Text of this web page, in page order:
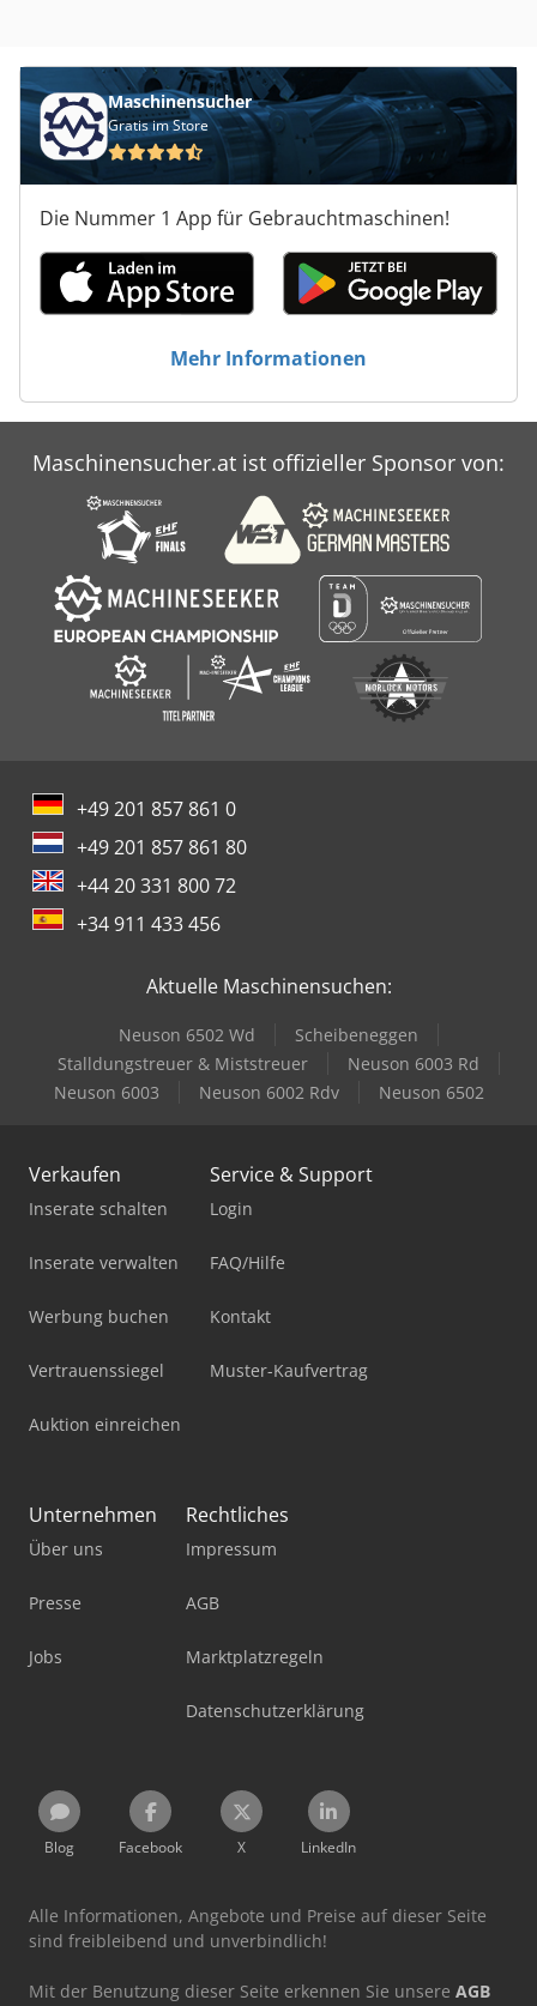
Maschinensucher
Gratis im Store
Die Nummer 1 App für Gebrauchtmaschinen!
Mehr Informationen
Maschinensucher.at ist offizieller Sponsor von:
+49 201 857 861 0
+49 201 857 861 80
+44 20 331 800 72
+34 911 433 456
Aktuelle Maschinensuchen:
Neuson 6502 Wd
Scheibeneggen
Stalldungstreuer & Miststreuer
Neuson 6003 Rd
Neuson 6003
Neuson 6002 Rdv Neuson 6502
Verkaufen
Inserate schalten
Inserate verwalten
Werbung buchen
Vertrauenssiegel
Auktion einreichen
Service & Support
Login
FAQ/Hilfe
Kontakt
Muster-Kaufvertrag
Unternehmen
Über uns
Presse
Jobs
Rechtliches
Impressum
AGB
Marktplatzregeln
Datenschutzerklärung
Blog Facebook X LinkedIn
Alle Informationen, Angebote und Preise auf dieser Seite
sind freibleibend und unverbindlich!
Mit der Benutzung dieser Seite erkennen Sie unsere AGB